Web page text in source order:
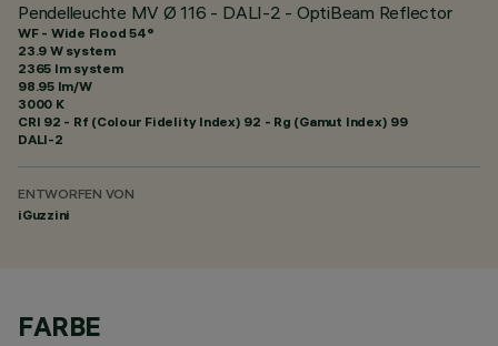
Pendelleuchte MV Ø 116 - DALI-2 - OptiBeam Reflector
WF - Wide Flood 54°
23.9 W system
2365 lm system
98.95 lm/W
3000 K
CRI 92 - Rf (Colour Fidelity Index) 92 - Rg (Gamut Index) 99
DALI-2
ENTWORFEN VON
iGuzzini
FARBE